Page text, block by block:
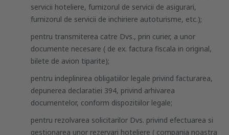
servicii hoteliere, furnizorul de servicii de asigurari,
furnizorul de servicii de inchiriere autoturisme, etc.);
pentru transmiterea catre Dvs., prin curier, a unor
documente necesare ( de ex. factura fiscala in original,
bilete de avion tiparite);
pentru indeplinirea obligatiilor legale privind facturarea,
depunerea declaratiei 394, privind arhivarea
documentelor, conform dispozitiilor legale;
pentru rezolvarea solicitarilor Dvs. privind efectuarea si
gestionarea unor rezervari hoteliere ( compania noastra